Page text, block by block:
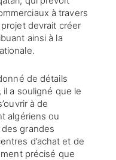
à travers
devrait créer
ainsi à la
de détails
a souligné que le
à de
algériens ou
grandes
d’achat et de
précisé que